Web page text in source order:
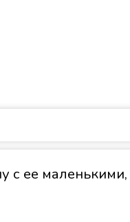
с ее